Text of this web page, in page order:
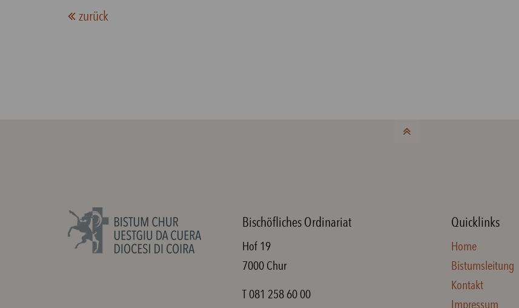
zurück
Bischöfliches Ordinariat
Hof 19
7000 Chur
T 081 258 60 00
Quicklinks
Home
Bistumsleitung
Kontakt
Impressum